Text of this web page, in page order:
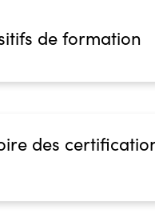
de formation
des